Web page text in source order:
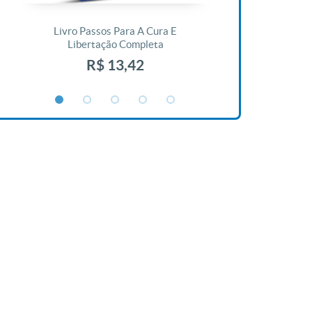
Livro Passos Para A Cura E
Libertação Completa
R$ 13,42